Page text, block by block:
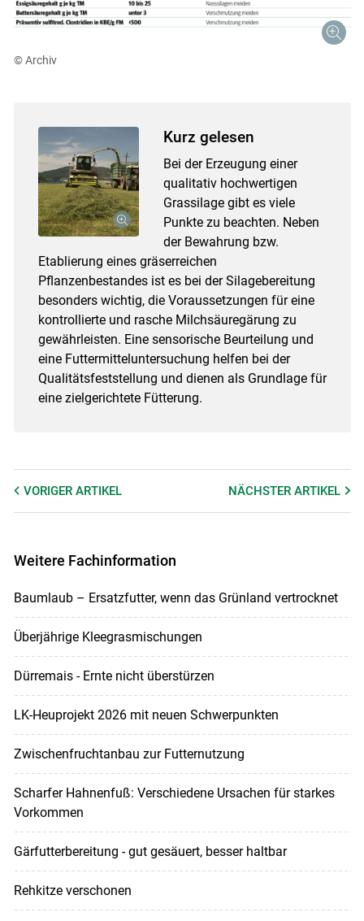
© Archiv
Kurz gelesen
Bei der Erzeugung einer
qualitativ hochwertigen
Grassilage gibt es viele
Punkte zu beachten. Neben
der Bewahrung bzw.
Etablierung eines gräserreichen
Pflanzenbestandes ist es bei der Silagebereitung
besonders wichtig, die Voraussetzungen für eine
kontrollierte und rasche Milchsäuregärung zu
gewährleisten. Eine sensorische Beurteilung und
eine Futtermitteluntersuchung helfen bei der
Qualitätsfeststellung und dienen als Grundlage für
eine zielgerichtete Fütterung.
VORIGER ARTIKEL NÄCHSTERARTIKEL
Weitere Fachinformation
Baumlaub – Ersatzfutter, wenn das Grünland vertrocknet
Überjährige Kleegrasmischungen
Dürremais - Ernte nicht überstürzen
LK-Heuprojekt 2026 mit neuen Schwerpunkten
Zwischenfruchtanbau zur Futternutzung
Scharfer Hahnenfuß: Verschiedene Ursachen für starkes
Vorkommen
Gärfutterbereitung - gut gesäuert, besser haltbar
Rehkitze verschonen